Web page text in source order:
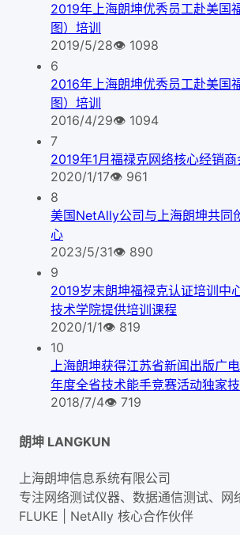
2019年上海朗坤优秀员工赴美国
图）培训
2019/5/28👁 1098
6
2016年上海朗坤优秀员工赴美国
图）培训
2016/4/29👁 1094
7
2019年1月福禄克网络核心经销
2020/1/17👁 961
8
美国NetAlly公司与上海朗坤共同
心
2023/5/31👁 890
9
2019岁末朗坤福禄克认证培训中
技术学院提供培训课程
2020/1/1👁 819
10
上海朗坤获得江苏省新闻出版广
年度全省技术能手竞赛活动独家
2018/7/4👁 719
朗坤 LANGKUN
上海朗坤信息系统有限公司
专注网络测试仪器、数据通信测试、网
FLUKE | NetAlly 核心合作伙伴